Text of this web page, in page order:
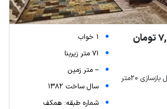
اپارتمان۷۱متری ط همکف فول بازسازی ۲۰متر
1 خواب
71 متر زیربنا
-- متر زمین
سال ساخت 1382
شماره طبقه: همکف